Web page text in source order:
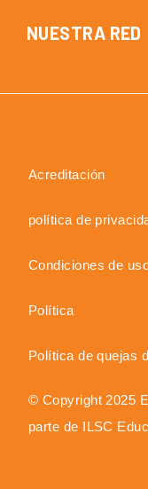
NUESTRA RED
Acreditación
política de
Condiciones de
Política
Política de quejas
© Copyright 2025
parte de ILSC